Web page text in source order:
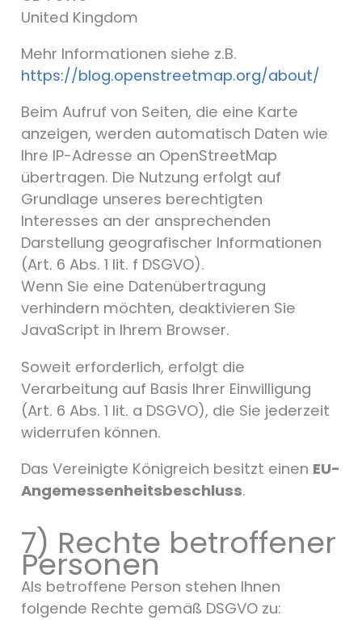
United Kingdom
Mehr Informationen siehe z.B.
https://blog.openstreetmap.org/about/
Beim Aufruf von Seiten, die eine Karte
anzeigen, werden automatisch Daten wie
Ihre IP-Adresse an OpenStreetMap
übertragen. Die Nutzung erfolgt auf
Grundlage unseres berechtigten
Interesses an der ansprechenden
Darstellung geografischer Informationen
(Art. 6 Abs. 1 lit. f DSGVO).
Wenn Sie eine Datenübertragung
verhindern möchten, deaktivieren Sie
JavaScript in Ihrem Browser.
Soweit erforderlich, erfolgt die
Verarbeitung auf Basis Ihrer Einwilligung
(Art. 6 Abs. 1 lit. a DSGVO), die Sie jederzeit
widerrufen können.
Das Vereinigte Königreich besitzt einen EU-
Angemessenheitsbeschluss.
7) Rechte betroffener
Personen
Als betroffene Person stehen Ihnen
folgende Rechte gemäß DSGVO zu: